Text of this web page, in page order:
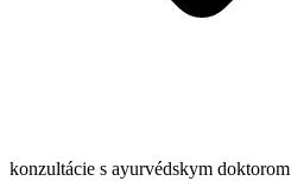
konzultácie s ayurvédskym doktorom